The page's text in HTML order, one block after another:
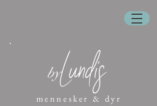
mennesker & dyr